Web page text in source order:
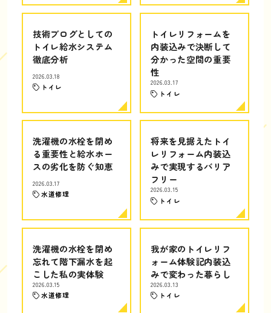
技術ブログとしての
トイレ給水システム
徹底分析
2026.03.18
トイレ
トイレリフォームを
内装込みで決断して
分かった空間の重要
性
2026.03.17
トイレ
洗濯機の水栓を閉め
る重要性と給水ホー
スの劣化を防ぐ知恵
2026.03.17
水道修理
将来を見据えたトイ
レリフォーム内装込
みで実現するバリア
フリー
2026.03.15
トイレ
洗濯機の水栓を閉め
忘れて階下漏水を起
こした私の実体験
2026.03.15
水道修理
我が家のトイレリフ
ォーム体験記内装込
みで変わった暮らし
2026.03.13
トイレ